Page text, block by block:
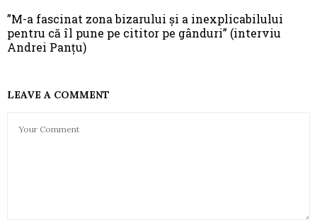
”M-a fascinat zona bizarului şi a inexplicabilului
pentru că îl pune pe cititor pe gânduri” (interviu
Andrei Panțu)
LEAVE A COMMENT